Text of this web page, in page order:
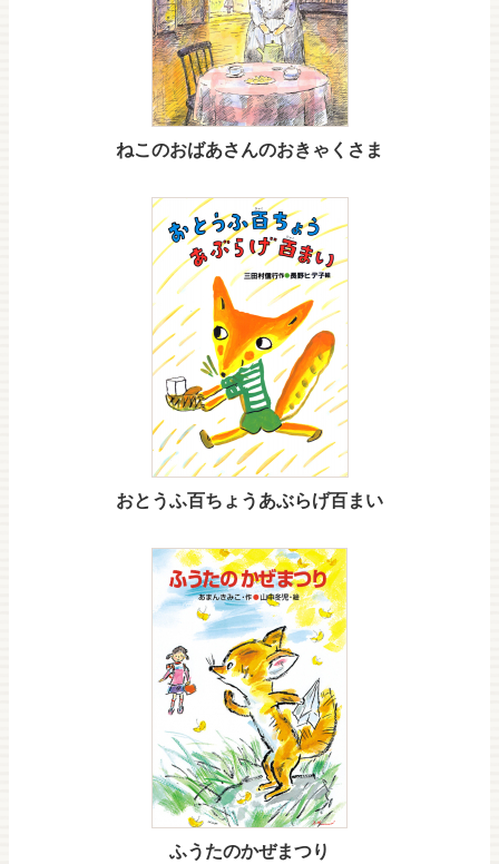
ねこのおばあさんのおきゃくさま
おとうふ百ちょうあぶらげ百まい
ふうたのかぜまつり